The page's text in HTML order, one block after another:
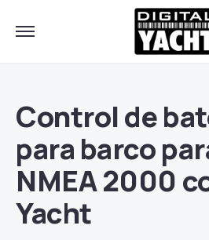
Control de
para barco
NMEA 2000
Yacht